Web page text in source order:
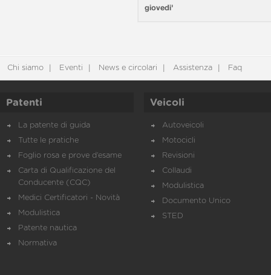
giovedi'
Chi siamo Eventi News e circolari Assistenza Faq
Patenti
La patente di guida
Tutte le pratiche
Foglio rosa e prove d’esame
Carta di Qualificazione del
Conducente (CQC)
Medici Certificatori - Novità
Modulistica
Patente nautica
Normativa
Veicoli
Autoveicoli
Motocicli
Revisioni
Collaudi
Modulistica
Documento Unico
STED